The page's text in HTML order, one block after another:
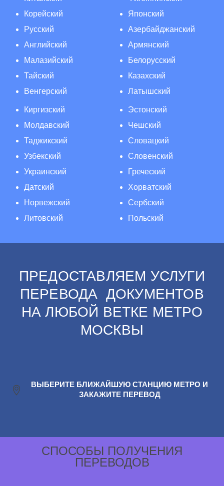
Корейский
Русский
Английский
Малазийский
Тайский
Венгерский
Японский
Азербайджанский
Армянский
Белорусский
Казахский
Латышский
Киргизский
Молдавский
Таджикский
Узбекский
Украинский
Датский
Норвежский
Литовский
Эстонский
Чешский
Словацкий
Словенский
Греческий
Хорватский
Сербский
Польский
ПРЕДОСТАВЛЯЕМ УСЛУГИ
ПЕРЕВОДА ДОКУМЕНТОВ
НА ЛЮБОЙ ВЕТКЕ МЕТРО
МОСКВЫ
ВЫБЕРИТЕ БЛИЖАЙШУЮ СТАНЦИЮ МЕТРО И
ЗАКАЖИТЕ ПЕРЕВОД
СПОСОБЫ ПОЛУЧЕНИЯ
ПЕРЕВОДОВ